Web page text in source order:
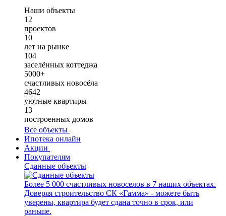
Наши объекты
12
проектов
10
лет на рынке
104
заселённых коттеджа
5000+
счастливых новосёла
4642
уютные квартиры
13
построенных домов
Все объекты
Ипотека онлайн
Акции
Покупателям
Сданные объекты
Более 5 000 счастливых новоселов в 7 наших объектах.
Доверяя строительство СК «Гамма» - можете быть
уверены, квартира будет сдана точно в срок, или
раньше.